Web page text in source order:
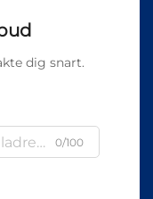
dig snart.
0/100